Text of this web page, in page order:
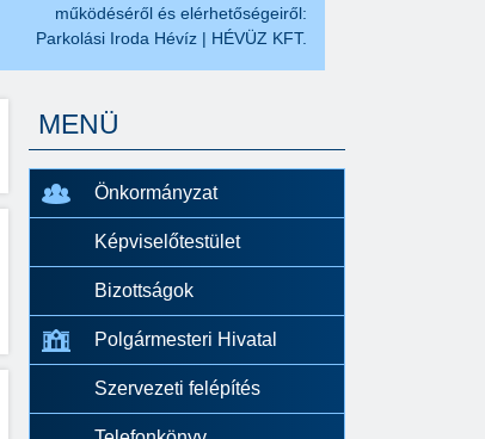
működéséről és elérhetőségeiről:
Parkolási Iroda Hévíz | HÉVÜZ KFT.
MENÜ
Önkormányzat
Képviselőtestület
Bizottságok
Polgármesteri Hivatal
Szervezeti felépítés